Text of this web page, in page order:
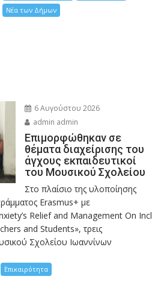
Νέα των Δήμων
6 Αυγούστου 2026
admin admin
Eπιμορφώθηκαν σε
θέματα διαχείρισης του
άγχους εκπαιδευτικοί
του Μουσικού Σχολείου
Στο πλαίσιο της υλοποίησης
Erasmus+ με
Relief and Management On Incl
and Students», τρεις
Σχολείου Ιωαννίνων
Επικαιρότητα